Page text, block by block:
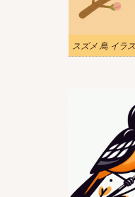
スズメ 鳥 イラ